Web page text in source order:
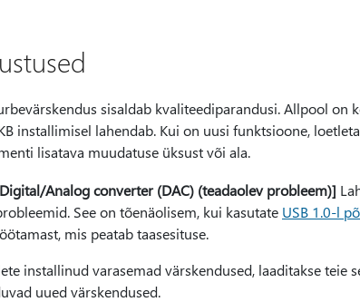
sisaldab kvaliteediparandusi. Allpool
installimisel lahendab. Kui on uusi funktsioone,
lisatava muudatuse üksust või ala.
Analog converter (DAC) (teadaolev probleem)]
See on tõenäolisem, kui kasutate USB 1.0-l
mis peatab taasesituse.
installinud varasemad värskendused, laaditakse teie
uued värskendused.